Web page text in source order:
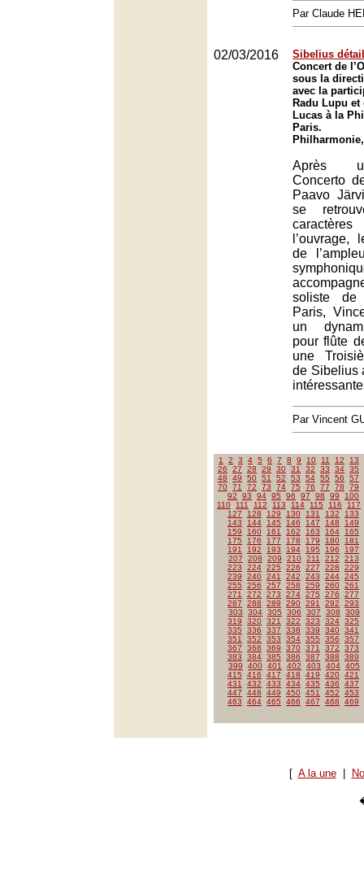
Par Claude
02/03/2016
Sibelius
Concert de
sous la
avec la
Radu Lupu
Lucas à la
Paris.
Après
Concerto
Paavo
se
l’ouvrage,
de
soliste de
Paris,
un
pour flûte
une
de Sibelius
Par Vincent
1 2 3 4 5 6 7 8 9 10 11 12
13
26
27 28 29 30 31 32 33 34 35
48
49 50 51 52 53 54 55 56
57
70 71 72 73 74 75 76 77 78
79
92
93 94 95 96 97 98 99
100
110
111 112 113 114 115 116
117
127
128 129 130 131 132
133
143
144 145 146 147 148
149
159
160 161 162 163 164
165
175
176 177 178 179 180
181
191
192 193 194 195 196
197
207
208 209 210 211 212
213
223
224 225 226 227 228
229
239
240 241 242 243 244 245
255
256 257 258 259 260 261
271
272 273 274 275 276
277
287
288 289 290 291 292
293
303
304 305 306 307 308
309
319
320 321 322 323 324 325
335
336 337 338 339 340 341
351
352 353 354 355 356
357
367
368 369 370 371 372
373
383
384 385 386 387 388
389
399
400 401 402 403 404 405
415
416 417 418 419 420 421
431
432 433 434 435 436
437
447
448 449 450 451 452
453
463
464 465 466 467 468 469
[ A la une|